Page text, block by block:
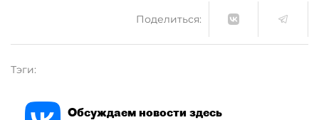
Поделиться:
Тэги:
Обсуждаем новости здесь